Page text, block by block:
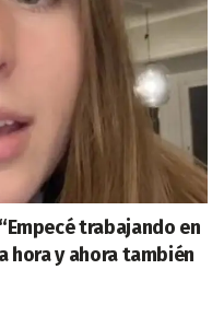
trabajando en
hora y ahora también